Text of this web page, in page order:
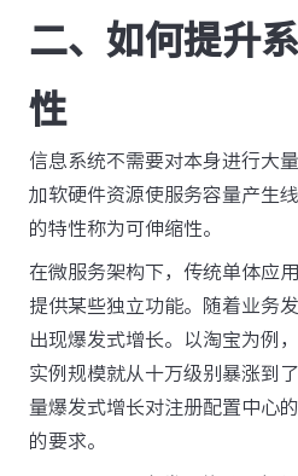
二、如何提升
性
信息系统不需要对本身进行大
加软硬件资源使服务容量产生
的特性称为可伸缩性。
在微服务架构下，传统单体应
提供某些独立功能。随着业务
出现爆发式增长。以淘宝为例
实例规模就从十万级别暴涨到
量爆发式增长对注册配置中心
的要求。